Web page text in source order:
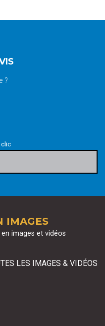
?
clic
IMAGES
images et vidéos
LES IMAGES & VIDÉOS